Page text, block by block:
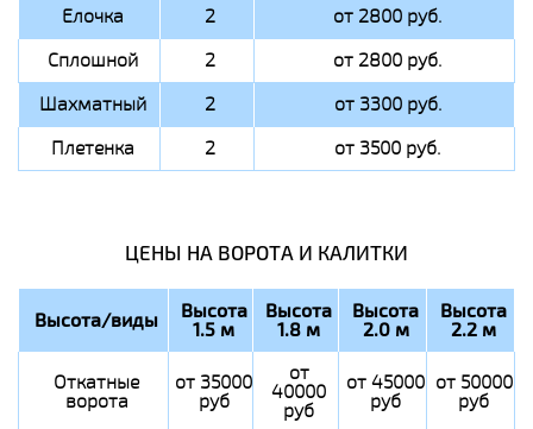
Елочка
2
от 2800 руб.
Сплошной
2
от 2800 руб.
Шахматный
2
от 3300 руб.
Плетенка
2 от 3500 руб.
ЦЕНЫ НА ВОРОТА И КАЛИТКИ
Высота/виды Высота
1.5 м
Высота
1.8 м
Высота
2.0 м
Высота
2.2 м
Откатные
ворота
от 35000
руб
от
40000
руб
от 45000
руб
от 50000
руб